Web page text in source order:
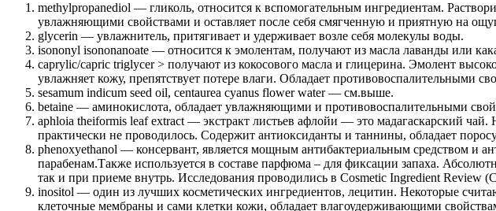
methylpropanediol — гликоль, относится к вспомогательным ингредиентам.
увлажняющими свойствами и оставляет после себя смягченную и приятную на
glycerin — увлажнитель, притягивает и удерживает возле себя молекулы воды.
isononyl isononanoate — относится к эмолентам, получают из масла лаванды или
caprylic/capric triglycer > получают из кокосового масла и глицерина. Эмолент
увлажняет кожу, препятствует потере влаги. Обладает противовоспалительными
sesamum indicum seed oil, centaurea cyanus flower water — см.выше.
betaine — аминокислота, обладает увлажняющими и противовоспалительными
aphloia theiformis leaf extract — экстракт листьев афлойи — это мадагаскарский
практически не проводилось. Содержит антиоксиданты и таннины, обладает
phenoxyethanol — консервант, является мощным антибактериальным средством и
парабенам.Также используется в составе парфюма – для фиксации запаха.
так и при приеме внутрь. Исследования проводились в Cosmetic Ingredient Review
inositol — один из лучших косметических ингредиентов, лецитин. Некоторые
клеточные мембраны и сами клетки кожи, обладает влагоудерживающими